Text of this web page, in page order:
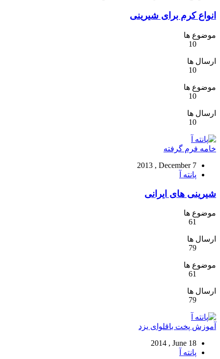
انواع کرم برای شیرینی
موضوع ها
10
ارسال ها
10
موضوع ها
10
ارسال ها
10
خامه فرم گرفته
2013 , December 7
پانته آ
شیرینی های ایرانی
موضوع ها
61
ارسال ها
79
موضوع ها
61
ارسال ها
79
آموزش پخت باقلوای یزد
2014 , June 18
پانته آ